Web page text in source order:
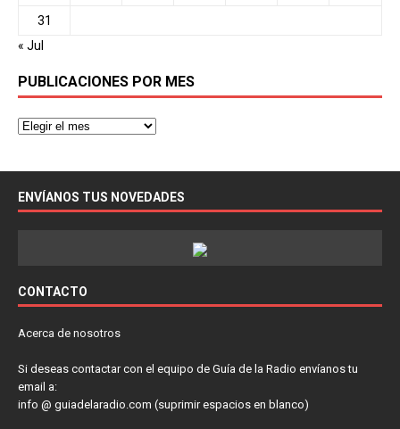
31
« Jul
PUBLICACIONES POR MES
ENVÍANOS TUS NOVEDADES
CONTACTO
Acerca de nosotros
Si deseas contactar con el equipo de Guía de la Radio envíanos tu
email a:
info @ guiadelaradio.com (suprimir espacios en blanco)